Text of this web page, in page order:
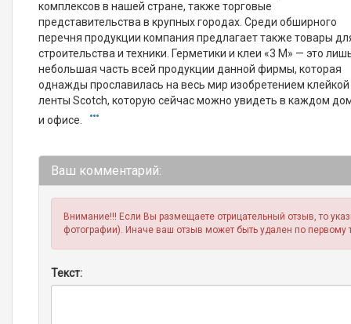
комплексов в нашей стране, также торговые
представительства в крупных городах. Среди обширного
перечня продукции компания предлагает также товары
строительства и техники. Герметики и клеи «3 М» — это
небольшая часть всей продукции данной фирмы, которая
однажды прославилась на весь мир изобретением клейкой
ленты Scotch, которую сейчас можно увидеть в каждом
и офисе.
Ваш комментарий:
Внимание!!! Если Вы размещаете отрицательный отзыв, то
фотографии). Иначе ваш отзыв может быть удален по первому
Текст: